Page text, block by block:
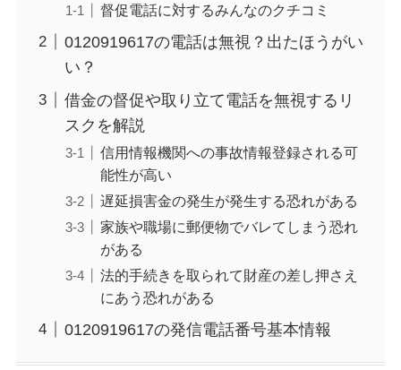
督促電話に対するみんなのクチコミ
0120919617の電話は無視？出たほうがい
い？
借金の督促や取り立て電話を無視するリ
スクを解説
信用情報機関への事故情報登録される可
能性が高い
遅延損害金の発生が発生する恐れがある
家族や職場に郵便物でバレてしまう恐れ
がある
法的手続きを取られて財産の差し押さえ
にあう恐れがある
0120919617の発信電話番号基本情報